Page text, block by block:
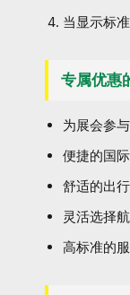
当显示标
专属优惠
为展会参
便捷的国
舒适的出
灵活选择
高标准的